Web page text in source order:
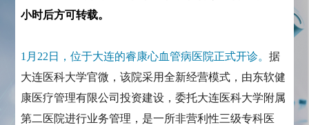
小时后方可转载。
1月22日，位于大连的睿康心血管病医院正式开诊。据
大连医科大学官微，该院采用全新经营模式，由东软健
康医疗管理有限公司投资建设，委托大连医科大学附属
第二医院进行业务管理，是一所非营利性三级专科医